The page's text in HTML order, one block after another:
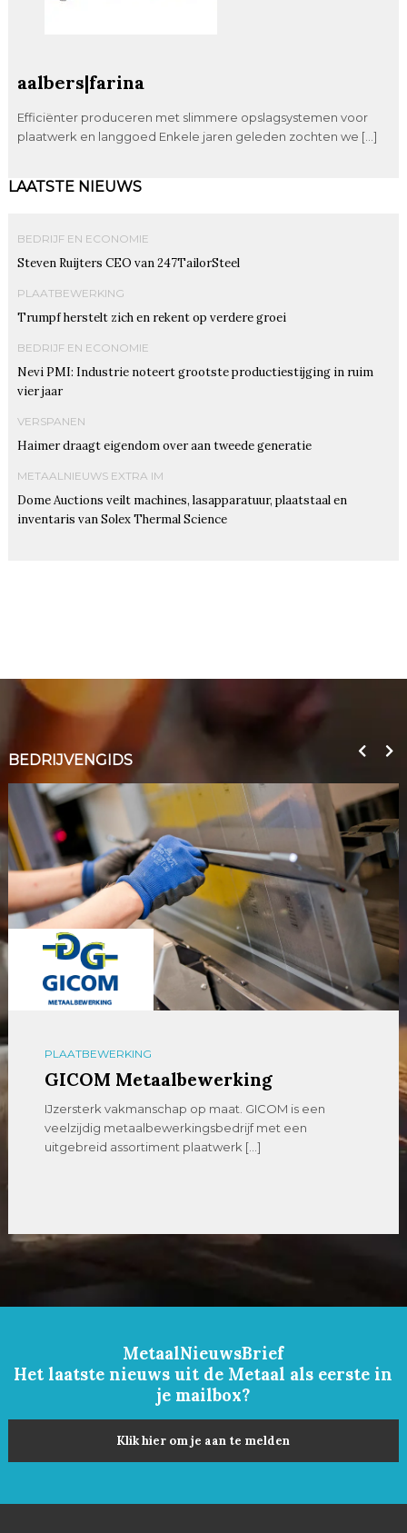
aalbers|farina
Efficiënter produceren met slimmere opslagsystemen voor
plaatwerk en langgoed Enkele jaren geleden zochten we […]
LAATSTE NIEUWS
BEDRIJF EN ECONOMIE
Steven Ruijters CEO van 247TailorSteel
PLAATBEWERKING
Trumpf herstelt zich en rekent op verdere groei
BEDRIJF EN ECONOMIE
Nevi PMI: Industrie noteert grootste productiestijging in ruim
vier jaar
VERSPANEN
Haimer draagt eigendom over aan tweede generatie
METAALNIEUWS EXTRA IM
Dome Auctions veilt machines, lasapparatuur, plaatstaal en
inventaris van Solex Thermal Science
BEDRIJVENGIDS
PLAATBEWERKING
GICOM Metaalbewerking
IJzersterk vakmanschap op maat. GICOM is een
veelzijdig metaalbewerkingsbedrijf met een
uitgebreid assortiment plaatwerk […]
MetaalNieuwsBrief
Het laatste nieuws uit de Metaal als eerste in
je mailbox?
Klik hier om je aan te melden